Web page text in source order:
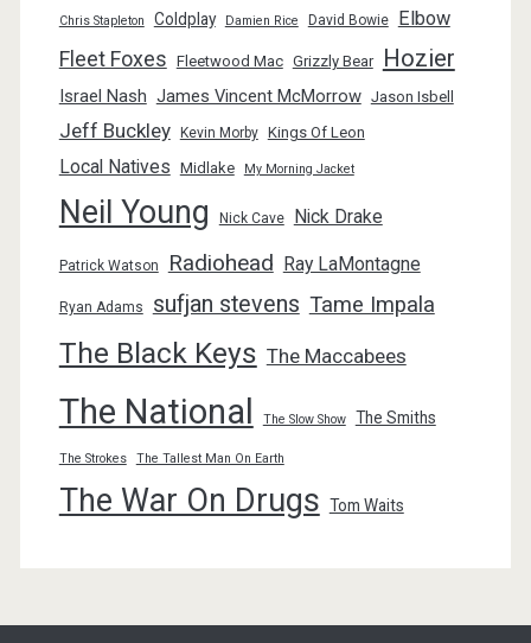
Chris Stapleton Coldplay Damien Rice David Bowie Elbow
Fleet Foxes Fleetwood Mac Grizzly Bear Hozier
Israel Nash James Vincent McMorrow Jason Isbell
Jeff Buckley Kevin Morby Kings Of Leon
Local Natives Midlake My Morning Jacket
Neil Young Nick Cave Nick Drake
Patrick Watson Radiohead Ray LaMontagne
Ryan Adams sufjan stevens Tame Impala
The Black Keys The Maccabees
The National The Slow Show The Smiths
The Strokes The Tallest Man On Earth
The War On Drugs Tom Waits